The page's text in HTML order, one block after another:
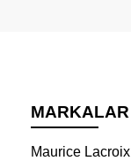
MARKALAR
Maurice Lacroix